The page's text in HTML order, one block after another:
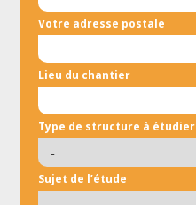
Votre adresse postale
Lieu du chantier
Type de structure à étudier
Sujet de l’étude